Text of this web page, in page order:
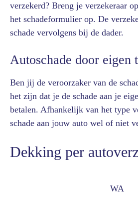
verzekerd? Breng je verzekeraar
het schadeformulier op. De
schade vervolgens bij de dader.
Autoschade door eigen
Ben jij de veroorzaker van de
het zijn dat je de schade aan je
betalen. Afhankelijk van het type
schade aan jouw auto wel of niet
Dekking per
WA